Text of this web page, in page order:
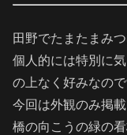
田野でたまたまみ
個人的には特別に
の上なく好みなので
今回は外観のみ掲
橋の向こうの緑の